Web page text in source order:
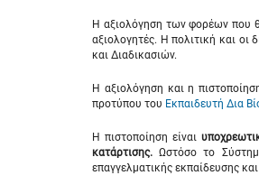
Η αξιολόγηση των φορέων που
αξιολογητές. Η πολιτική και οι
και Διαδικασιών.
Η αξιολόγηση και η
προτύπου του Εκπαιδευτή Δια
Η πιστοποίηση είναι
κατάρτισης.Ωστόσο το
επαγγελματικής εκπαίδευσης